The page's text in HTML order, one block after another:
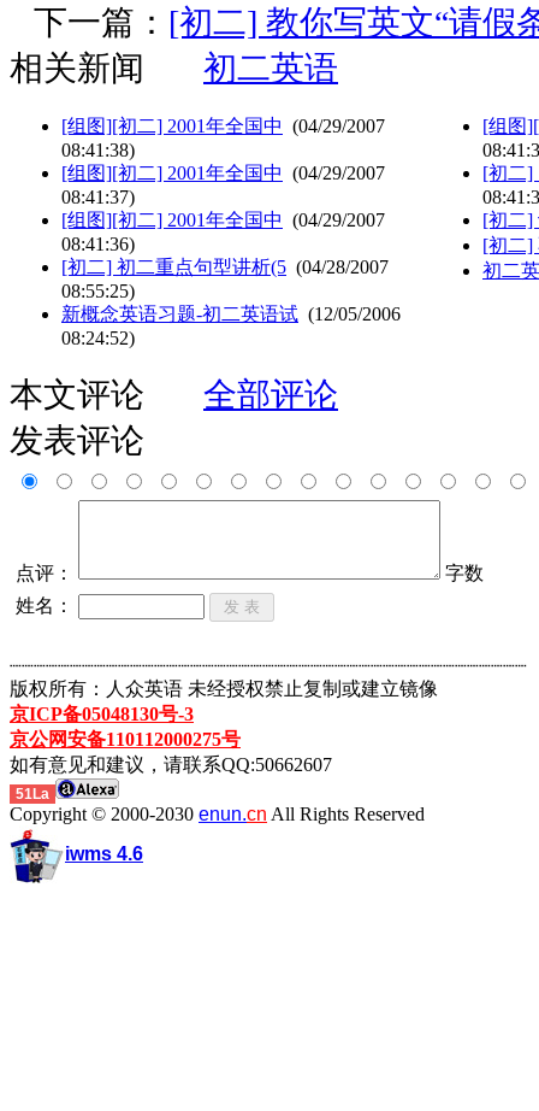
下一篇： [初二] 教你写英文“请假
相关新闻
初二英语
[组图][初二] 2001年全国中 (04/29/2007
08:41:38)
[组图][初二] 2001年全国中 (04/29/2007
08:41:37)
[组图][初二] 2001年全国中 (04/29/2007
08:41:36)
[初二] 初二重点句型讲析(5 (04/28/2007
08:55:25)
新概念英语习题-初二英语试 (12/05/2006
08:24:52)
[组图
[初二]
[初二]
[初二]
初二
本文评论
全部评论
发表评论
点评：
字数
姓名：
┈┈┈┈┈┈┈┈┈┈┈┈┈┈┈┈┈┈┈┈┈┈┈┈┈┈┈┈┈┈┈┈┈┈┈┈┈┈┈┈┈┈┈
版权所有：人众英语 未经授权禁止复制或建立镜像
京ICP备05048130号-3
京公网安备110112000275号
如有意见和建议，请联系QQ:50662607
51La
Copyright © 2000-2030 enun.cn All Rights Reserved
iwms 4.6